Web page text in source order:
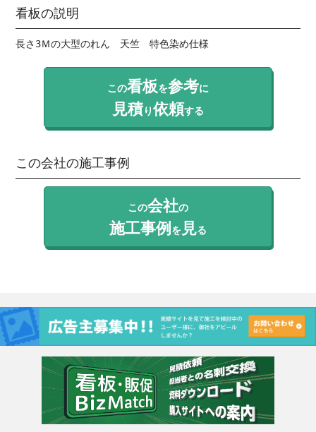
看板の説明
長さ3Ｍの大型のれん　天竺　特色染め仕様
この看板を参考に
見積り依頼する
この会社の施工事例
この会社の
施工事例を 見る